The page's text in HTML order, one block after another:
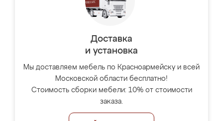
Доставка
и установка
Мы доставляем мебель по Красноармейску и всей
Московской области бесплатно!
Стоимость сборки мебели: 10% от стоимости
заказа.